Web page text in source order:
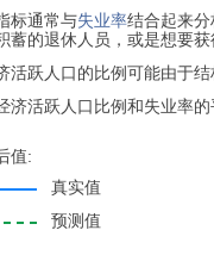
标通常与失业率结合起来
蓄的退休人员，或是想要
活跃人口的比例可能由于
济活跃人口比例和失业率
值:
真实值
预测值